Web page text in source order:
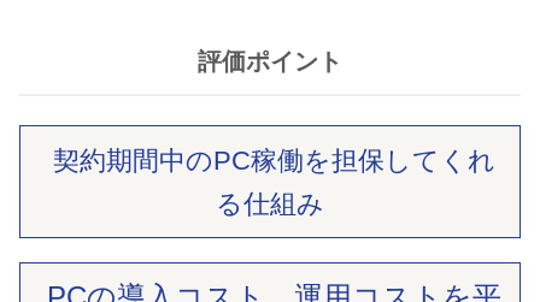
評価ポイント
契約期間中のPC稼働を担保してくれ
る仕組み